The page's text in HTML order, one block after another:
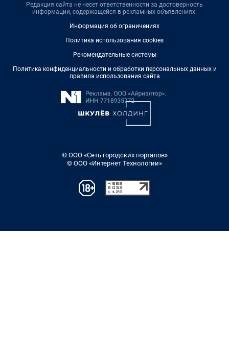
Редакция сайта не несет ответственности за достоверность
информации, содержащейся в рекламных объявлениях.
Информация об ограничениях
Политика использования cookies
Рекомендательные системы
Политика конфиденциальности и обработки персональных данных и
правила использования сайта
© ООО «Сеть городских порталов»
© ООО «Интернет Технологии»